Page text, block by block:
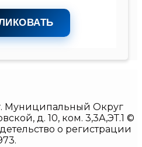
Муниципальный Округ
д. 10, ком. 3,3А,ЭТ.1 ©
о регистрации